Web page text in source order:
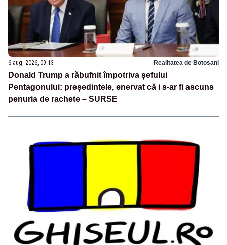
6 aug. 2026, 09:13 Realitatea de Botosani
Donald Trump a răbufnit împotriva șefului
Pentagonului: președintele, enervat că i s-ar fi ascuns
penuria de rachete – SURSE